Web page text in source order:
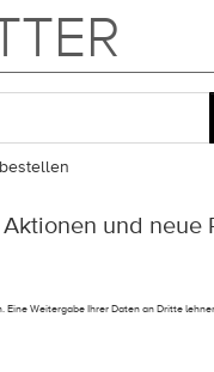
und neue
Weitergabe Ihrer Daten an Dritte